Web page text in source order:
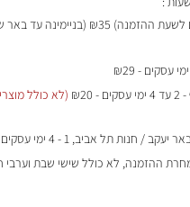
₪35 (בניימינה עד
- 2 עד 4 ימי עסקים - ₪20
(לא כולל
/ חנות תל אביב, 1 - 4 ימי עסקים - חינם
ההזמנה, לא כולל שישי שבת וערבי